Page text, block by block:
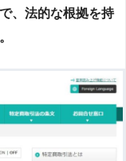
、法的な根拠を持